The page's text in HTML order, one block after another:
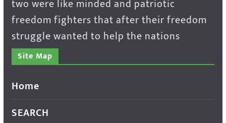
two were like minded and patriotic
freedom fighters that after their freedom
struggle wanted to help the nations
Site Map
Home
SEARCH